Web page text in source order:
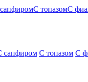
С топазомС
сапфиром С топазом С